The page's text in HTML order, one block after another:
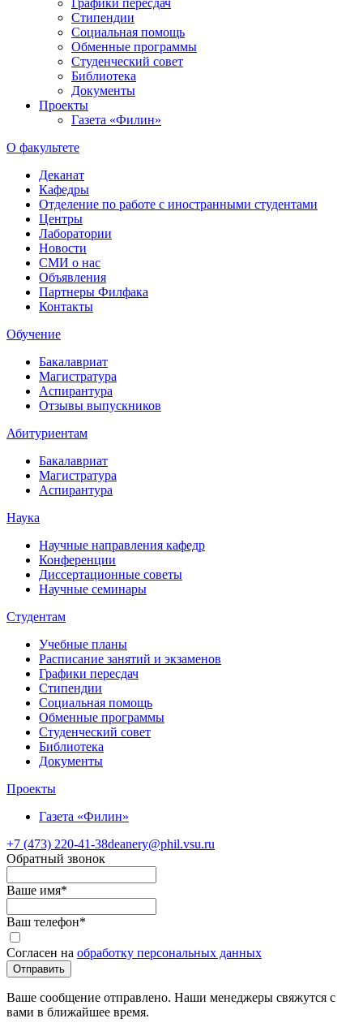
Графики пересдач
Стипендии
Социальная помощь
Обменные программы
Студенческий совет
Библиотека
Документы
Проекты
Газета «Филин»
О факультете
Деканат
Кафедры
Отделение по работе с иностранными студентами
Центры
Лаборатории
Новости
СМИ о нас
Объявления
Партнеры Филфака
Контакты
Обучение
Бакалавриат
Магистратура
Аспирантура
Отзывы выпускников
Абитуриентам
Бакалавриат
Магистратура
Аспирантура
Наука
Научные направления кафедр
Конференции
Диссертационные советы
Научные семинары
Студентам
Учебные планы
Расписание занятий и экзаменов
Графики пересдач
Стипендии
Социальная помощь
Обменные программы
Студенческий совет
Библиотека
Документы
Проекты
Газета «Филин»
+7 (473) 220-41-38deanery@phil.vsu.ru
Обратный звонок
Ваше имя*
Ваш телефон*
Согласен на обработку персональных данных
Отправить
Ваше сообщение отправлено. Наши менеджеры свяжутся с
вами в ближайшее время.